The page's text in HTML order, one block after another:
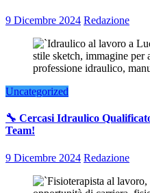
9 Dicembre 2024 Redazione
Uncategorized
🔧 Cercasi Idraulico
Team!
9 Dicembre 2024 Redazione